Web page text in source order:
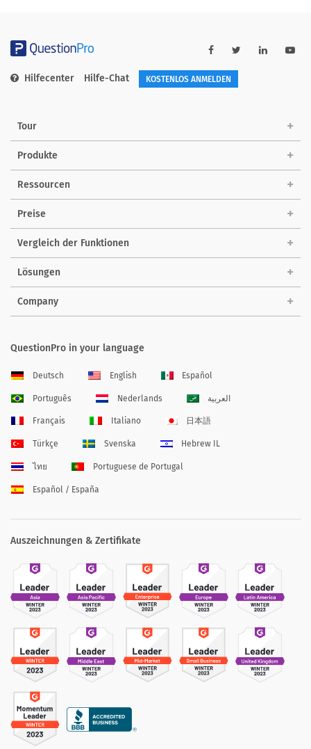
Hilfecenter Hilfe-Chat KOSTENLOS ANMELDEN
Tour
Produkte
Ressourcen
Preise
Vergleich der Funktionen
Lösungen
Company
QuestionPro in your language
Deutsch English Español
Português Nederlands العربية
Français Italiano 日本語
Türkçe Svenska Hebrew IL
ไทย Portuguese de Portugal
Español / España
Auszeichnungen & Zertifikate